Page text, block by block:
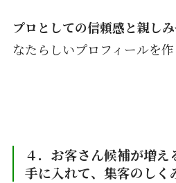
プロとしての信頼感と親しみ
なたらしいプロフィールを作
４．お客さん候補が増え
手に入れて、集客のしく